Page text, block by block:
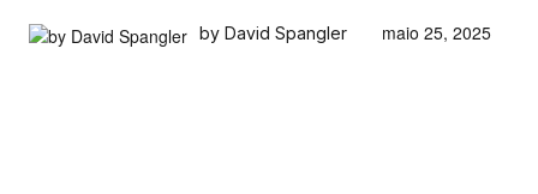
by David Spangler maio 25, 2025